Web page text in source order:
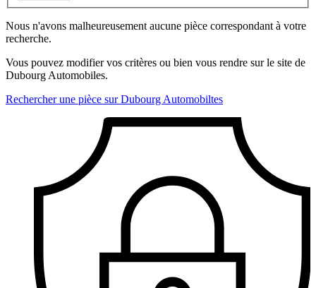
Nous n'avons malheureusement aucune pièce correspondant à votre
recherche.
Vous pouvez modifier vos critères ou bien vous rendre sur le site de
Dubourg Automobiles.
Rechercher une pièce sur Dubourg Automobiltes